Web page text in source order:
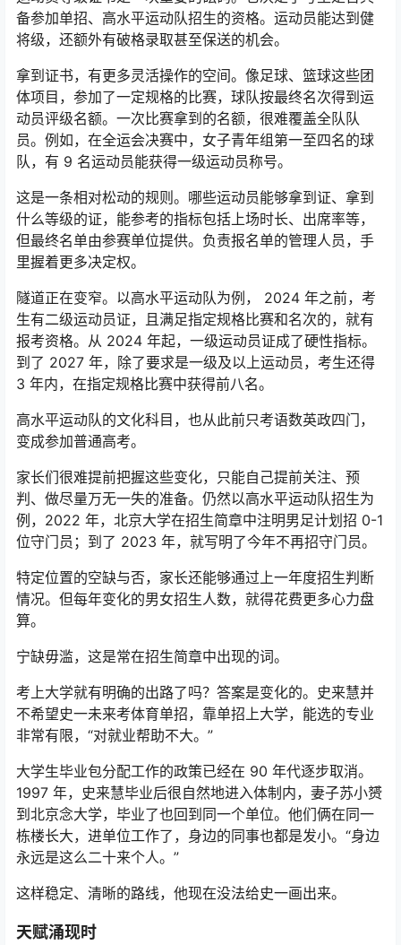
备参加单招、高水平运动队招生的资格。运动员能达到健
将级，还额外有破格录取甚至保送的机会。
拿到证书，有更多灵活操作的空间。像足球、篮球这些团
体项目，参加了一定规格的比赛，球队按最终名次得到运
动员评级名额。一次比赛拿到的名额，很难覆盖全队队
员。例如，在全运会决赛中，女子青年组第一至四名的球
队，有 9 名运动员能获得一级运动员称号。
这是一条相对松动的规则。哪些运动员能够拿到证、拿到
什么等级的证，能参考的指标包括上场时长、出席率等，
但最终名单由参赛单位提供。负责报名单的管理人员，手
里握着更多决定权。
隧道正在变窄。以高水平运动队为例， 2024 年之前，考
生有二级运动员证，且满足指定规格比赛和名次的，就有
报考资格。从 2024 年起，一级运动员证成了硬性指标。
到了 2027 年，除了要求是一级及以上运动员，考生还得
3 年内，在指定规格比赛中获得前八名。
高水平运动队的文化科目，也从此前只考语数英政四门，
变成参加普通高考。
家长们很难提前把握这些变化，只能自己提前关注、预
判、做尽量万无一失的准备。仍然以高水平运动队招生为
例，2022 年，北京大学在招生简章中注明男足计划招 0-1
位守门员；到了 2023 年，就写明了今年不再招守门员。
特定位置的空缺与否，家长还能够通过上一年度招生判断
情况。但每年变化的男女招生人数，就得花费更多心力盘
算。
宁缺毋滥，这是常在招生简章中出现的词。
考上大学就有明确的出路了吗？答案是变化的。史来慧并
不希望史一未来考体育单招，靠单招上大学，能选的专业
非常有限，“对就业帮助不大。”
大学生毕业包分配工作的政策已经在 90 年代逐步取消。
1997 年，史来慧毕业后很自然地进入体制内，妻子苏小赟
到北京念大学，毕业了也回到同一个单位。他们俩在同一
栋楼长大，进单位工作了，身边的同事也都是发小。“身边
永远是这么二十来个人。”
这样稳定、清晰的路线，他现在没法给史一画出来。
天赋涌现时